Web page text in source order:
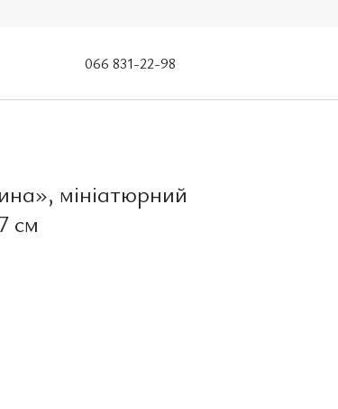
066 831-22-98
мініатюрний
см